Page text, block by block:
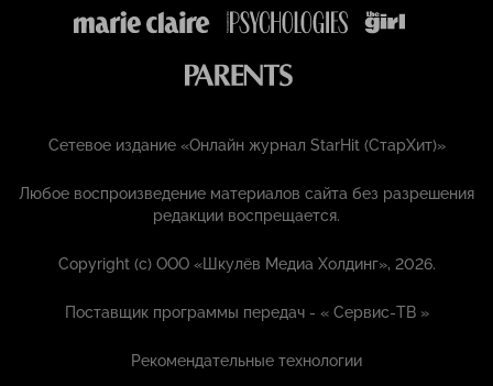
Сетевое издание «Онлайн журнал StarHit (СтарХит)»
Любое воспроизведение материалов сайта без разрешения
редакции воспрещается.
Copyright (с) ООО «Шкулёв Медиа Холдинг», 2026.
Поставщик программы передач - «Сервис-ТВ »
Рекомендательные технологии